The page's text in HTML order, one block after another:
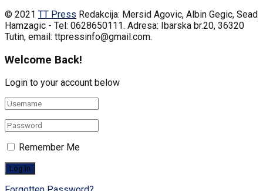
© 2021 TT Press Redakcija: Mersid Agovic, Albin Gegic, Sead
Hamzagic - Tel: 0628650111. Adresa: Ibarska br.20, 36320
Tutin, email: ttpressinfo@gmail.com.
Welcome Back!
Login to your account below
Remember Me